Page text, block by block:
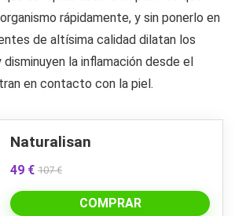
rápidamente, y sin ponerlo en
de altísima calidad dilatan los
la inflamación desde el
en contacto con la piel.
Naturalisan
49 € 107 €
COMPRAR